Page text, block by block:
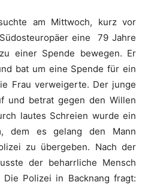
am Mittwoch, kurz vor
eine 79 Jahre
einer Spende bewegen. Er
bat um eine Spende für ein
Frau verweigerte. Der junge
und betrat gegen den Willen
lautes Schreien wurde ein
dem es gelang den Mann
zu übergeben. Nach der
der beharrliche Mensch
Polizei in Backnang fragt: